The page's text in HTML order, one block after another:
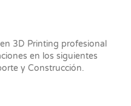
3D Printing profesional
en los siguientes
y Construcción.